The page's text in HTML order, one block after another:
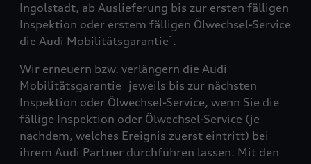
Ingolstadt, ab Auslieferung bis zur ersten fälligen
Inspektion oder erstem fälligen Ölwechsel-Service
die Audi Mobilitätsgarantie1 .
Wir erneuern bzw. verlängern die Audi
Mobilitätsgarantie1
jeweils bis zur nächsten
Inspektion oder Ölwechsel-Service, wenn Sie die
fällige Inspektion oder Ölwechsel-Service (je
nachdem, welches Ereignis zuerst eintritt) bei
ihrem Audi Partner durchführen lassen. Mit den